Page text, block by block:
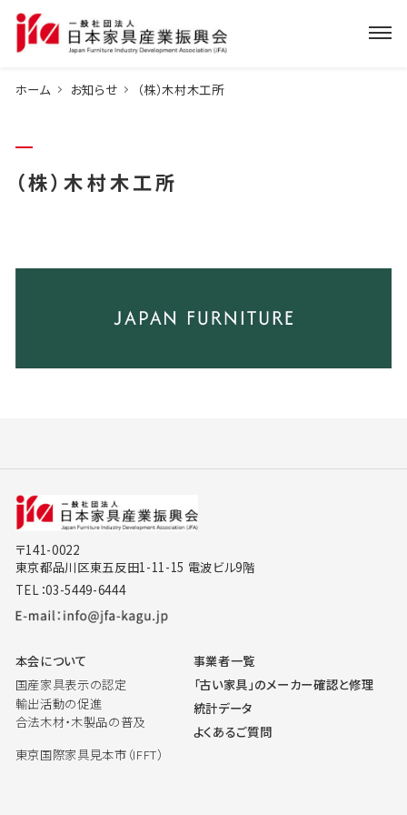
ホーム お知らせ （株）木村木工所
（株）木村木工所
〒141-0022
東京都品川区東五反田1-11-15 電波ビル9階
TEL：03-5449-6444
本会について
国産家具表示の認定
輸出活動の促進
合法木材・木製品の普及
東京国際家具見本市（IFFT）
事業者一覧
「古い家具」のメーカー確認と修理
統計データ
よくあるご質問